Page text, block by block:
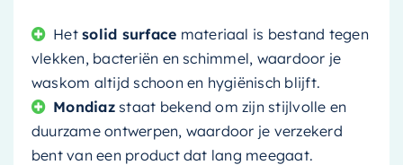
Hetsolid surface materiaal is bestand tegen
vlekken, bacteriën en schimmel, waardoor je
waskom altijd schoon en hygiënisch blijft.
Mondiazstaat bekend om zijn stijlvolle en
duurzame ontwerpen, waardoor je verzekerd
bent van een product dat lang meegaat.